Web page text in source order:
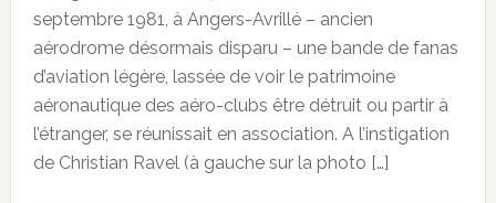
septembre 1981, à Angers-Avrillé – ancien
aérodrome désormais disparu – une bande de fanas
d’aviation légère, lassée de voir le patrimoine
aéronautique des aéro-clubs être détruit ou partir à
l’étranger, se réunissait en association. A l’instigation
de Christian Ravel (à gauche sur la photo […]